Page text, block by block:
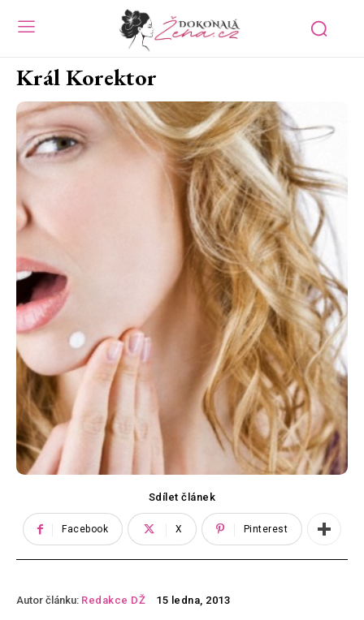
Král Korektor
Sdílet článek
Facebook X Pinterest
Autor článku: Redakce DŽ 15 ledna, 2013